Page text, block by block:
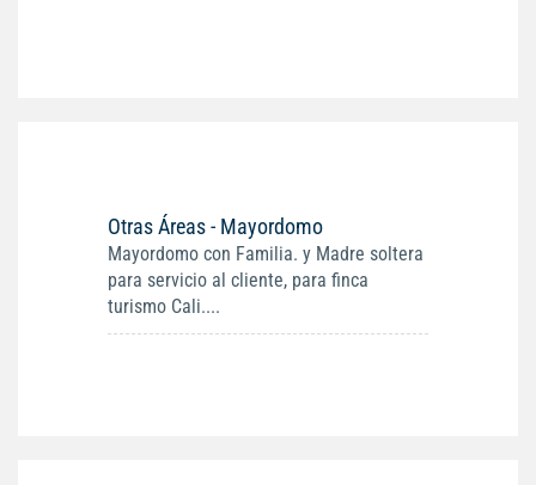
Otras Áreas - Mayordomo
Mayordomo con Familia. y Madre soltera
para servicio al cliente, para finca
turismo Cali....